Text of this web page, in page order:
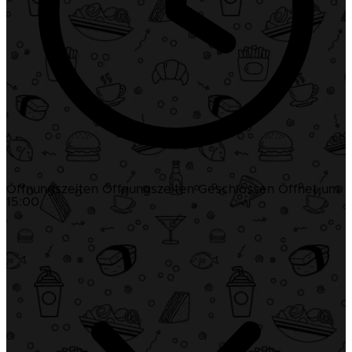
Öffnungszeiten Öffnungszeiten Geschlossen Öffnet um
15:00